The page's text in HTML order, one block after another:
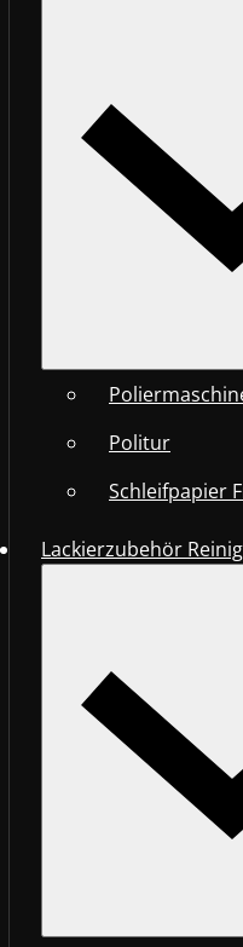
Politur
Schleifpapier
Lackierzubehör